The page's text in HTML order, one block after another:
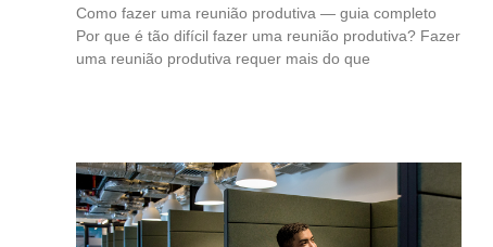
Como fazer uma reunião produtiva — guia completo
Por que é tão difícil fazer uma reunião produtiva? Fazer
uma reunião produtiva requer mais do que